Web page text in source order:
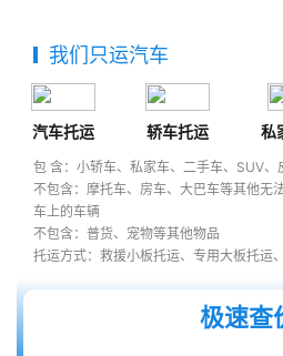
我们只运汽车
汽车托运 轿车托运 私
包 含：小轿车、私家车、二手车、SUV、
不包含：摩托车、房车、大巴车等其他无
车上的车辆
不包含：普货、宠物等其他物品
托运方式：救援小板托运、专用大板托运
极速查